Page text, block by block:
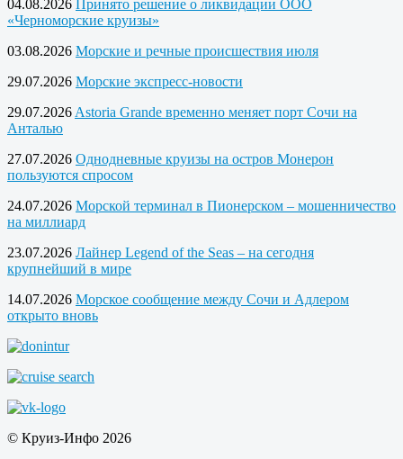
04.08.2026
Принято решение о ликвидации ООО
«Черноморские круизы»
03.08.2026 Морские и речные происшествия июля
29.07.2026 Морские экспресс-новости
29.07.2026 Astoria Grande временно меняет порт Сочи на
Анталью
27.07.2026 Однодневные круизы на остров Монерон
пользуются спросом
24.07.2026 Морской терминал в Пионерском – мошенничество
на миллиард
23.07.2026 Лайнер Legend of the Seas – на сегодня
крупнейший в мире
14.07.2026 Морское сообщение между Сочи и Адлером
открыто вновь
© Круиз-Инфо 2026